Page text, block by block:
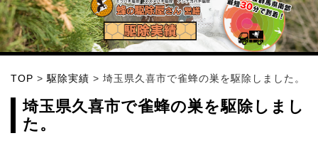
TOP > 駆除実績 > 埼玉県久喜市で雀蜂の巣を駆除しました。
埼玉県久喜市で雀蜂の巣を駆除しまし
た。